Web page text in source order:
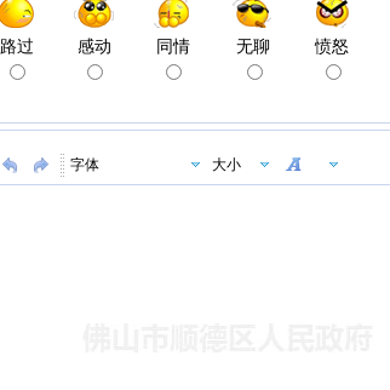
路过 感动 同情 无聊 愤怒
字体 大小